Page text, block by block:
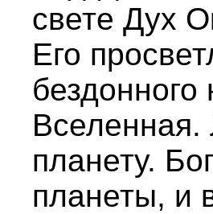
свете Дух
Его
Вселенная.
планету.
планеты, и